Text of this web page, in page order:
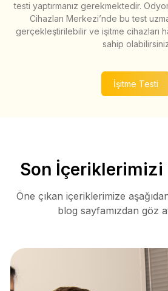
testi yaptırmanız gerekmektedir.
Cihazları Merkezi’nde bu test
gerçekleştirilebilir ve işitme cihazları
sahip
İşitme Testi
Son İçeriklerimizi
Öne çıkan içeriklerimize
blog sayfamızdan göz